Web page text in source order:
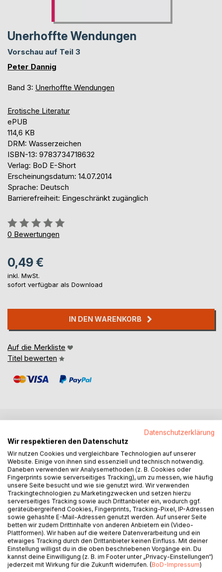
Unerhoffte Wendungen
Vorschau auf Teil 3
Peter Dannig
Band 3: Unerhoffte Wendungen
Erotische Literatur
ePUB
114,6 KB
DRM: Wasserzeichen
ISBN-13: 9783734718632
Verlag: BoD E-Short
Erscheinungsdatum: 14.07.2014
Sprache: Deutsch
Barrierefreiheit: Eingeschränkt zugänglich
Bewertung::
0%
0 Bewertungen
0,49 €
inkl. MwSt.
sofort verfügbar als Download
IN DEN WARENKORB
Auf die Merkliste
Titel bewerten
Der Auszug aus dem 3. Teil dieses erotischen
Liebesromans beschreibt weiter die Seelenqualen eines
unglücklich verliebten älteren Mannes, dessen auch für ihn
unerwartete Liebe zu einer ungewöhnlichen, wesentlich
jüngeren Frau an einem dafür ungeeignet erscheinenden
Ort nicht erwidert wird. Immer mehr Zweifel und Schatten
erschüttern seine Verliebtheit. In den Gesprächen zwischen
ihr und ihm und in seinen Gedanken dazu wird sich fast
jeder wiedererkennen, der einmal unglücklich verliebt war,
genauso wie fast jeder, der glücklich verliebt war oder ist,
es geschieht so oder ähnlich immer wieder überall auf der
Datenschutzerklärung
Wir respektieren den Datenschutz
Wir nutzen Cookies und vergleichbare Technologien auf unserer
Website. Einige von ihnen sind essenziell und technisch notwendig.
Daneben verwenden wir Analysemethoden (z. B. Cookies oder
Fingerprints sowie serverseitiges Tracking), um zu messen, wie häufig
unsere Seite besucht und wie sie genutzt wird. Wir verwenden
Trackingtechnologien zu Marketingzwecken und setzen hierzu
serverseitiges Tracking sowie auch Drittanbieter ein, wodurch ggf.
geräteübergreifend Cookies, Fingerprints, Tracking-Pixel, IP-Adressen
sowie gehashte E-Mail-Adressen genutzt werden. Auf unserer Seite
betten wir zudem Drittinhalte von anderen Anbietern ein (Video-
Plattformen). Wir haben auf die weitere Datenverarbeitung und ein
etwaiges Tracking durch den Drittanbieter keinen Einfluss. Mit deiner
Einstellung willigst du in die oben beschriebenen Vorgänge ein. Du
kannst deine Einwilligung (z. B. im Footer unter „Privacy-Einstellungen“)
jederzeit mit Wirkung für die Zukunft widerrufen. (BoD-Impressum)